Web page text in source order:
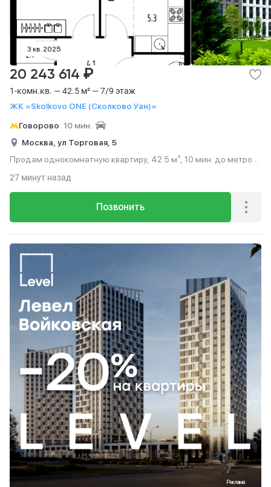
3 кв. 2025
1-комн.кв. — 42.5 м² — 7/9 этаж
ЖК «Skolkovo ONE (Сколково Уан)»
20 243 614 ₽
Говорово 10 мин.
Москва, ул Торговая, 5
Продам однокомнатную квартиру, 42.5 м², 10 мин. до метро
Позвонить
27 минут назад
Реклама